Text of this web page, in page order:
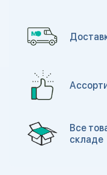
Все
складе